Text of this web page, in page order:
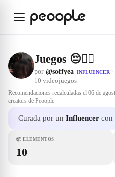
Juegos 😔✌🏻
por @soffyea INFLUENCER ·
10 videojuegos
Recomendaciones recalculadas el 06 de
creators de Peoople
Curada por un Influencer con
📦 ELEMENTOS
10